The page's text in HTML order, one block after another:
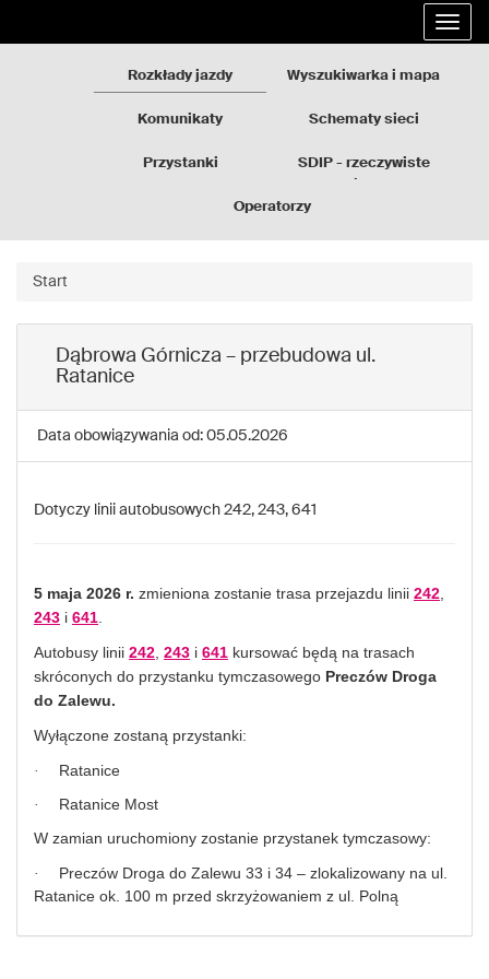
Rozkłady jazdy Wyszukiwarka i mapa
Komunikaty Schematy sieci
Przystanki
SDIP - rzeczywiste
Operatorzy
Start
Dąbrowa Górnicza – przebudowa ul.
Ratanice
Data obowiązywania od: 05.05.2026
Dotyczy linii autobusowych 242, 243, 641
5 maja 2026 r. zmieniona zostanie trasa przejazdu linii 242
243 i 641
Autobusy linii 242 243 i 641 kursować będą na trasach
skróconych do przystanku tymczasowego Preczów Droga
do Zalewu.
Wyłączone zostaną przystanki:
· Ratanice
·
Ratanice Most
W zamian uruchomiony zostanie przystanek tymczasowy:
·
Preczów Droga do Zalewu 33 i 34 – zlokalizowany na ul.
Ratanice ok. 100 m przed skrzyżowaniem z ul. Polną